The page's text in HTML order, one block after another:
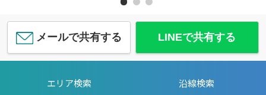
メールで共有する LINEで共有する
エリア検索
沿線検索